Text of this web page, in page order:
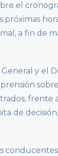
el
a fin de
y el
frente
de